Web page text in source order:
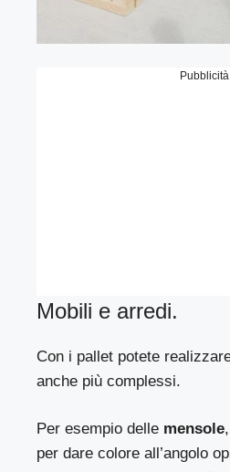
Pubblicità
Mobili e arredi.
Con i pallet potete
anche più complessi.
Per esempio delle mensole
per dare colore all’angolo